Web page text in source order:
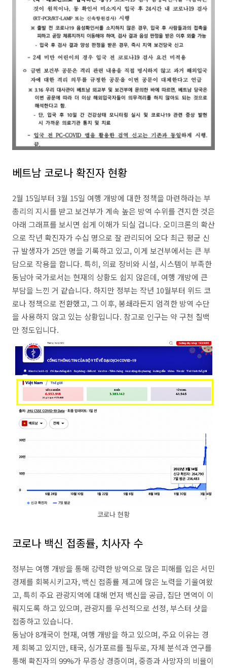
베트남 코로나 확진자 현황
2월 15일부터 3월 15일 여행 개방에 대한 정책을 마련하라는 부
총리의 지시를 받고 보건부가 계속 높은 방역 수위를 견지한 것은
아래 그래프를 보시면 쉽게 이해가 되실 겁니다. 오미크론의 확산
으로 작년 확진자가 수십 명으로 잘 관리되어 오다 최근 평균 신
규 발생자가 25만 명을 기록하고 있고, 이게 보건부에서는 큰 부
담으로 작용을 합니다. 특히, 의료 장비와 시설, 시스템이 부족한
동남아 국가로서는 현재의 상황도 쉽지 않은데, 여행 개방에 큰
부담을 느낀 거 같습니다. 하지만 정부는 작년 10월부터 위드 코
로나 정책으로 전환했고, 그 이후, 봉쇄라든지 엄격한 방역 수단
을 사용하지 않고 있는 상황입니다. 참고로 인구는 약 구천 칠백
만 정도입니다.
코로나 현황
코로나 백신 접종률, 치사자 수
정부는 여행 개방을 통해 강력한 방역으로 많은 피해를 입은 서민
경제를 회복시키고자, 백신 접종률 제고에 많은 노력을 기울여왔
고, 특히 주요 관광지역에 대해 먼저 백신을 공급, 집단 면역이 이
뤄지도록 하고 있으며, 관광지를 우선적으로 선정, 부스터 샷을
접종하고 있습니다.
동남아 8개국이 현재, 여행 개방을 하고 있으며, 주요 이유는 경
제 회복고 있지만, 태국, 싱가포르를 필두로, 자체 분석과 연구를
통해 확진자의 99%가 무증상 경증이며, 중증과 사망자의 비율이